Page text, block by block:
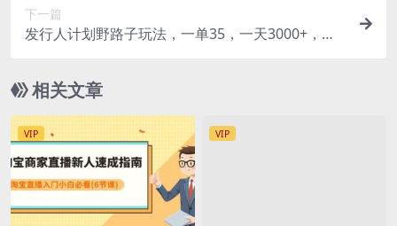
下一篇
发行人计划野路子玩法，一单35，一天3000+，一
相关文章
VIP VIP